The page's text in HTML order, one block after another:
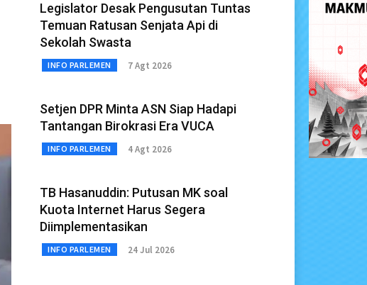
Legislator Desak Pengusutan Tuntas
Temuan Ratusan Senjata Api di
Sekolah Swasta
INFO PARLEMEN 7 Agt 2026
Setjen DPR Minta ASN Siap Hadapi
Tantangan Birokrasi Era VUCA
INFO PARLEMEN 4 Agt 2026
TB Hasanuddin: Putusan MK soal
Kuota Internet Harus Segera
Diimplementasikan
INFO PARLEMEN 24 Jul 2026